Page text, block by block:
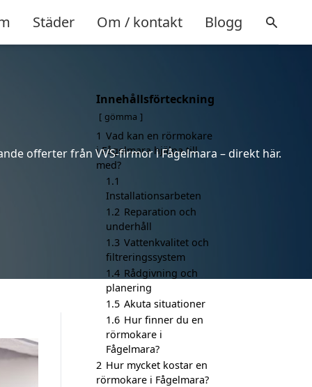
Städer Om / kontakt Blogg
offerter från VVS-firmor i Fågelmara – direkt här.
Innehållsförteckning
gömma
1 Vad kan en rörmokare
i Fågelmara hjälpa till
med?
1.1
Installationsarbeten
1.2 Reparation och
underhåll
1.3 Vattenkvalitet och
filtreringssystem
1.4 Rådgivning och
planering
1.5 Akuta situationer
1.6 Hur finner du en
rörmokare i
Fågelmara?
2 Hur mycket kostar en
rörmokare i Fågelmara?